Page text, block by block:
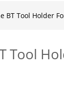
Tool Holder For
Holder